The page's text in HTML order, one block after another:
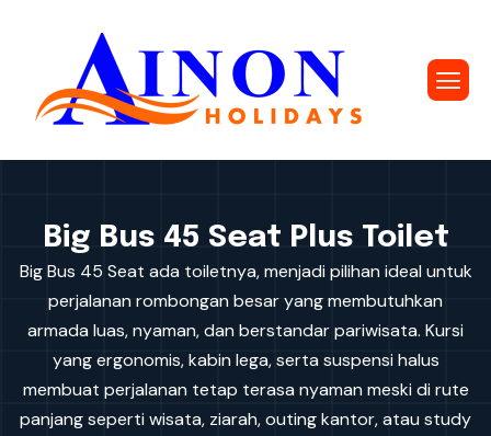
Big Bus 45 Seat Plus Toilet
Big Bus 45 Seat ada toiletnya, menjadi pilihan ideal untuk
perjalanan rombongan besar yang membutuhkan
armada luas, nyaman, dan berstandar pariwisata. Kursi
yang ergonomis, kabin lega, serta suspensi halus
membuat perjalanan tetap terasa nyaman meski di rute
panjang seperti wisata, ziarah, outing kantor, atau study